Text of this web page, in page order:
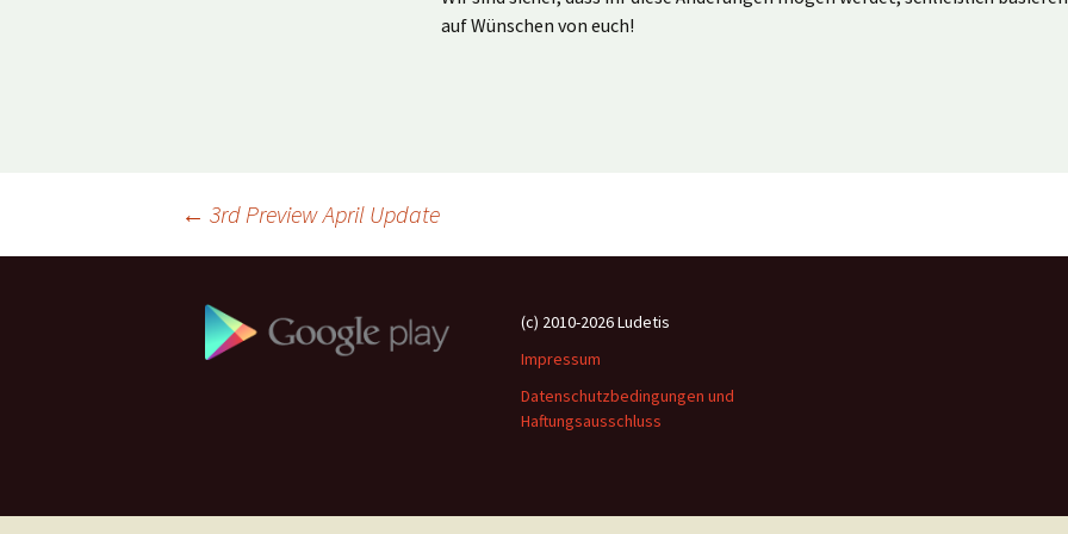
auf Wünschen von euch!
Beitragsnavigation
← 3rd Preview April Update
(c) 2010-2026 Ludetis
Impressum
Datenschutzbedingungen und
Haftungsausschluss